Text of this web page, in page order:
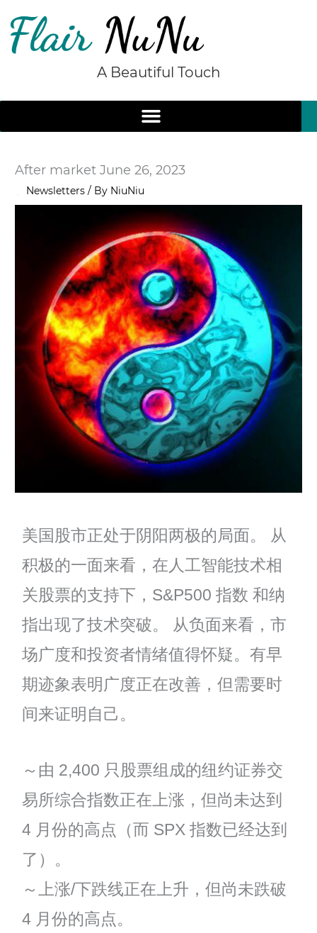
content
A Beautiful Touch
After market June 26, 2023
Newsletters / By NiuNiu
美国股市正处于阴阳两极的局面。 从
积极的一面来看，在人工智能技术相
关股票的支持下，S&P500 指数 和纳
指出现了技术突破。 从负面来看，市
场广度和投资者情绪值得怀疑。有早
期迹象表明广度正在改善，但需要时
间来证明自己。
～由 2,400 只股票组成的纽约证券交
易所综合指数正在上涨，但尚未达到
4 月份的高点（而 SPX 指数已经达到
了）。
～上涨/下跌线正在上升，但尚未跌破
4 月份的高点。